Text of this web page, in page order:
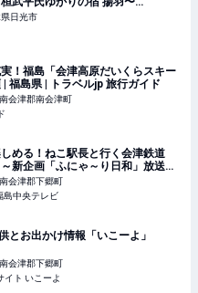
トラベル】
日光市
！福島「会津高原だいくらスキー
福島県 | トラベルjp 旅行ガイド
会津郡南会津町
める！ねこ駅長と行く会津鉄道
～新企画「ふにゃ～り日和」放送開
会津郡下郷町
島中央テレビ
とお出かけ情報「いこーよ」
会津郡下郷町
イト いこーよ